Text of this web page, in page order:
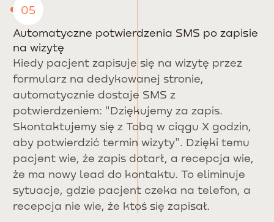
05
Automatyczne potwierdzenia SMS po zapisie
na wizytę
Kiedy pacjent zapisuje się na wizytę przez
formularz na dedykowanej stronie,
automatycznie dostaje SMS z
potwierdzeniem: "Dziękujemy za zapis.
Skontaktujemy się z Tobą w ciągu X godzin,
aby potwierdzić termin wizyty". Dzięki temu
pacjent wie, że zapis dotarł, a recepcja wie,
że ma nowy lead do kontaktu. To eliminuje
sytuacje, gdzie pacjent czeka na telefon, a
recepcja nie wie, że ktoś się zapisał.